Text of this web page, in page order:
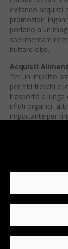
evitando acquisti
promozioni
portano a un
sperimentare
buttare cibo.
Acquisti
Per un impatto
per cibi freschi e
trasporto a lunga
rifiuti organici,
importante per
Le emissioni
ridurre
consumano
scelta ecologica.
Riutilizzare